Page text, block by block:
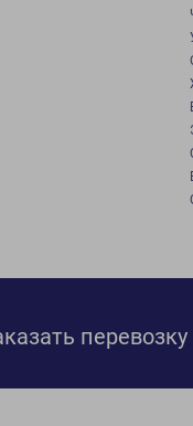
перевозку